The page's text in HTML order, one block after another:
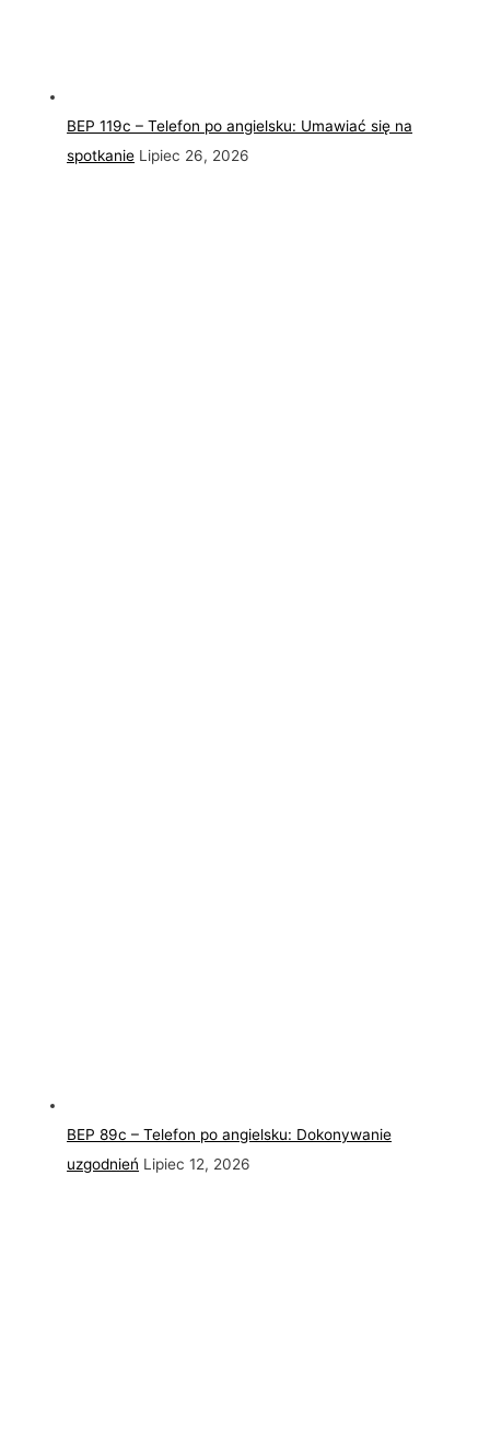
BEP 119c – Telefon po angielsku: Umawiać się na
spotkanie Lipiec 26, 2026
BEP 89c – Telefon po angielsku: Dokonywanie
uzgodnień Lipiec 12, 2026